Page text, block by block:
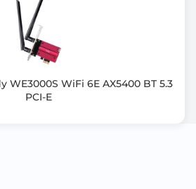
WE3000S WiFi 6E AX5400 BT 5.3
PCI-E